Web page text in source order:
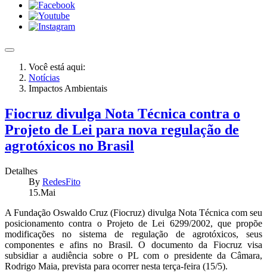
Você está aqui:
Notícias
Impactos Ambientais
Fiocruz divulga Nota Técnica contra o
Projeto de Lei para nova regulação de
agrotóxicos no Brasil
Detalhes
By RedesFito
15.Mai
A Fundação Oswaldo Cruz (Fiocruz) divulga Nota Técnica com seu
posicionamento contra o Projeto de Lei 6299/2002, que propõe
modificações no sistema de regulação de agrotóxicos, seus
componentes e afins no Brasil. O documento da Fiocruz visa
subsidiar a audiência sobre o PL com o presidente da Câmara,
Rodrigo Maia, prevista para ocorrer nesta terça-feira (15/5).